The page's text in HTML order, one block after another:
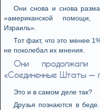
Они снова и снова
«американской помощи,
Израиль».
Тот факт, что это менее
не поколебал их мнения.
Они продолжали
«Соединенные Штаты —
Это и в самом деле так?
Друзья познаются в